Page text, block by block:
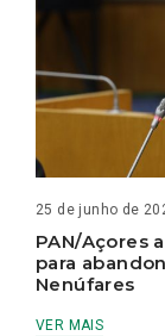
25 de junho de
PAN/Açores
para
Nenúfares
VER MAIS